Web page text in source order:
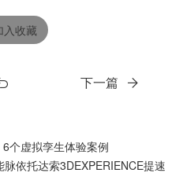
入收藏
下一篇
个虚拟孪生体验案例
依托达索3DEXPERIENCE提速